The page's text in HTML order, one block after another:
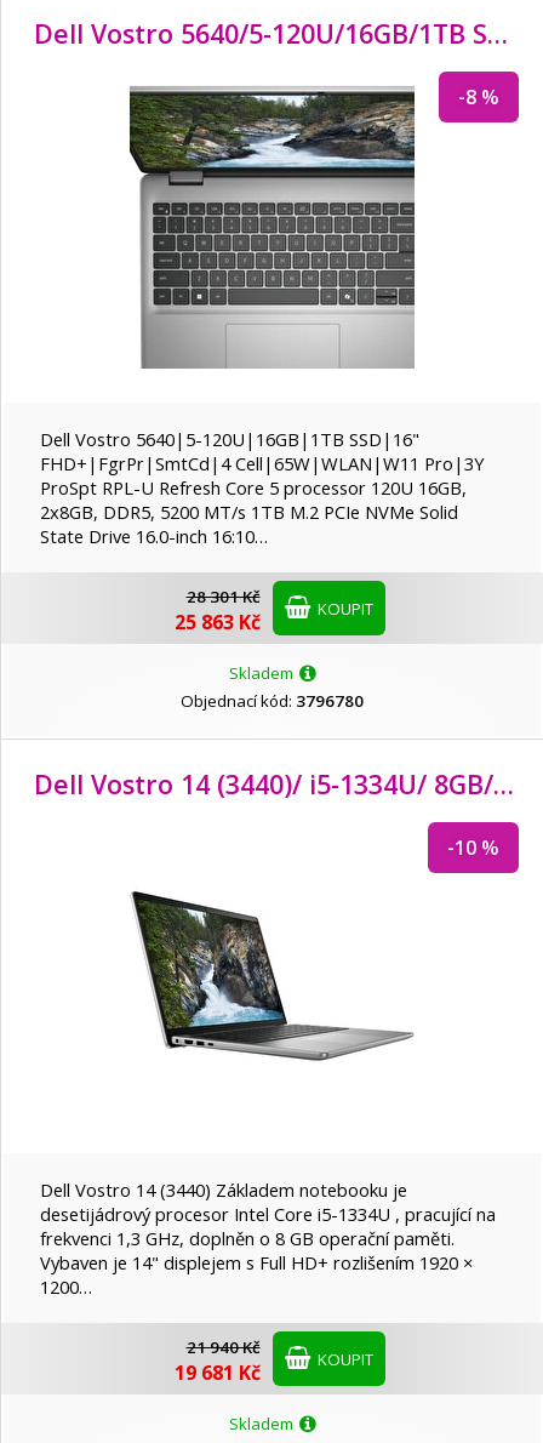
Dell Vostro 5640/5-120U/16GB/1TB SSD/
-8 %
Dell Vostro 5640|5-120U|16GB|1TB SSD|16"
FHD+|FgrPr|SmtCd|4 Cell|65W|WLAN|W11 Pro|3Y
ProSpt RPL-U Refresh Core 5 processor 120U 16GB,
2x8GB, DDR5, 5200 MT/s 1TB M.2 PCIe NVMe Solid
State Drive 16.0-inch 16:10…
28 301 Kč
25 863 Kč KOUPIT
Skladem
Objednací kód: 3796780
Dell Vostro 14 (3440)/ i5-1334U/ 8GB/ 512GB SSD/ 14" FHD
-10 %
Dell Vostro 14 (3440) Základem notebooku je
desetijádrový procesor Intel Core i5-1334U , pracující na
frekvenci 1,3 GHz, doplněn o 8 GB operační paměti.
Vybaven je 14" displejem s Full HD+ rozlišením 1920 ×
1200…
21 940 Kč
19 681 Kč KOUPIT
Skladem